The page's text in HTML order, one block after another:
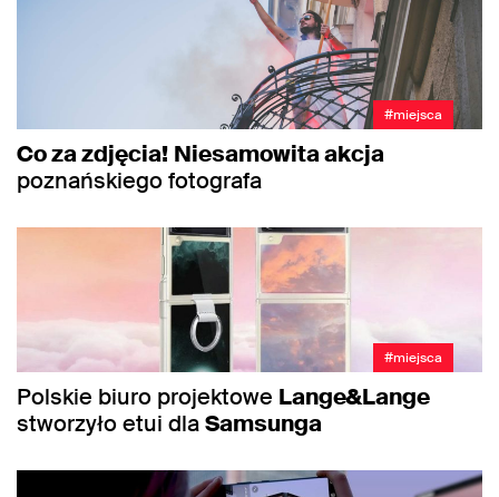
#miejsca
Co za zdjęcia! Niesamowita akcja
poznańskiego fotografa
#miejsca
Polskie biuro projektowe Lange&Lange
stworzyło etui dlaSamsunga